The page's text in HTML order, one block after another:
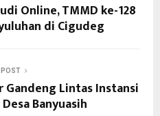
Online, TMMD ke-128
di Cigudeg
POST
Gandeng Lintas Instansi
Banyuasih